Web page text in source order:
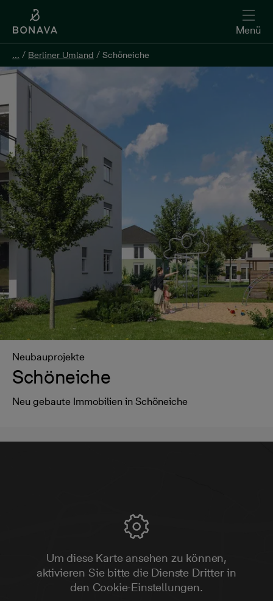
Menü
... / Berliner Umland / Schöneiche
Neubauprojekte
Schöneiche
Neu gebaute Immobilien in Schöneiche
... / Berliner Umland / Schöneiche
Um diese Karte ansehen zu können,
aktivieren Sie bitte die Dienste Dritter in
den Cookie-Einstellungen.